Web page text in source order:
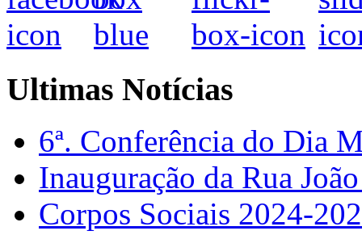
Ultimas Notícias
6ª. Conferência do Dia
Inauguração da Rua
Corpos Sociais 2024-